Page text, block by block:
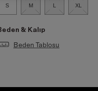
S M L XL
& Kalıp
Beden Tablosu